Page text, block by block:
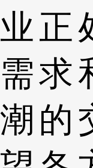
业正
需求
潮的